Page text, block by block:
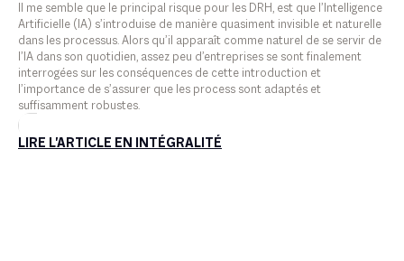
Il me semble que le principal risque pour les DRH, est que l’Intelligence
Artificielle (IA) s’introduise de manière quasiment invisible et naturelle
dans les processus. Alors qu’il apparaît comme naturel de se servir de
l’IA dans son quotidien, assez peu d’entreprises se sont finalement
interrogées sur les conséquences de cette introduction et
l’importance de s’assurer que les process sont adaptés et
suffisamment robustes.
LIRE L'ARTICLE EN INTÉGRALITÉ